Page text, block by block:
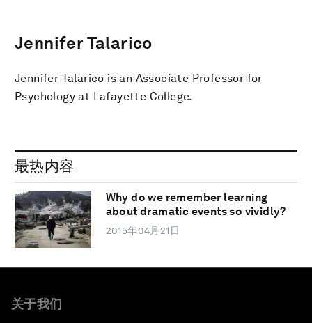
Jennifer Talarico
Jennifer Talarico is an Associate Professor for
Psychology at Lafayette College.
最热内容
Why do we remember learning
about dramatic events so vividly?
2015年04月21日
关于我们